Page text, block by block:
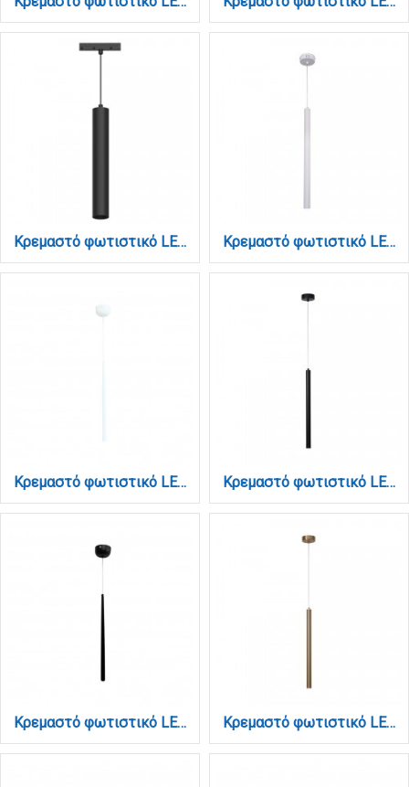
Κρεμαστό φωτιστικό LED 5W 3000K για μαγνητική ράγα σε μαύρη απόχρωση D:4,5cmX30cm (T02301-BL) Κρεμαστό φωτιστικό LED 5W 3000K σε λευκή απόχρωση D:50cm (4018-WH)
Κρεμαστό φωτιστικό LED 5W 3000K σε λευκή απόχρωση D:50cm (4049-WH) Κρεμαστό φωτιστικό LED 5W 3000K σε μαύρη απόχρωση D:50cm (4018-BL)
Κρεμαστό φωτιστικό LED 5W 3000K σε μαύρη απόχρωση D:50cm (4049-BL) Κρεμαστό φωτιστικό LED 5W 3000K σε χρυσή απόχρωση D:50cm (4019-GL)